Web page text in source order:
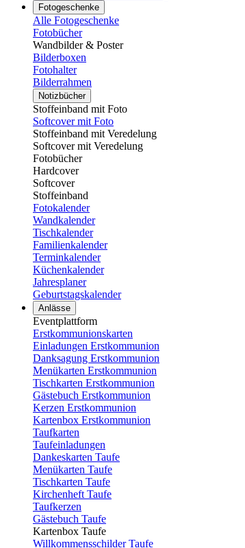
Fotogeschenke
Alle Fotogeschenke
Fotobücher
Wandbilder & Poster
Bilderboxen
Fotohalter
Bilderrahmen
Notizbücher
Stoffeinband mit Foto
Softcover mit Foto
Stoffeinband mit Veredelung
Softcover mit Veredelung
Fotobücher
Hardcover
Softcover
Stoffeinband
Fotokalender
Wandkalender
Tischkalender
Familienkalender
Terminkalender
Küchenkalender
Jahresplaner
Geburtstagskalender
Anlässe
Eventplattform
Erstkommunionskarten
Einladungen Erstkommunion
Danksagung Erstkommunion
Menükarten Erstkommunion
Tischkarten Erstkommunion
Gästebuch Erstkommunion
Kerzen Erstkommunion
Kartenbox Erstkommunion
Taufkarten
Taufeinladungen
Dankeskarten Taufe
Menükarten Taufe
Tischkarten Taufe
Kirchenheft Taufe
Taufkerzen
Gästebuch Taufe
Kartenbox Taufe
Willkommensschilder Taufe